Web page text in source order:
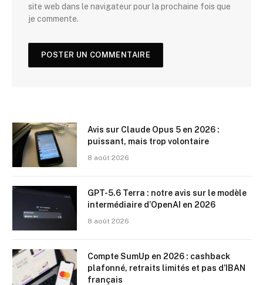
site web dans le navigateur pour la prochaine fois que
je commente.
Avis sur Claude Opus 5 en 2026 :
puissant, mais trop volontaire
8 août 2026
GPT-5.6 Terra : notre avis sur le modèle
intermédiaire d’OpenAI en 2026
8 août 2026
Compte SumUp en 2026 : cashback
plafonné, retraits limités et pas d’IBAN
français